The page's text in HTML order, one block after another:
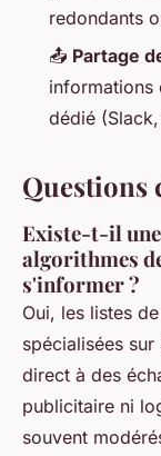
redondants
📤 Partage
informations
dédié
Questions
Existe-t-il
algorithmes
s'informer ?
Oui, les listes
spécialisées
direct à des
publicitaire ni
souvent